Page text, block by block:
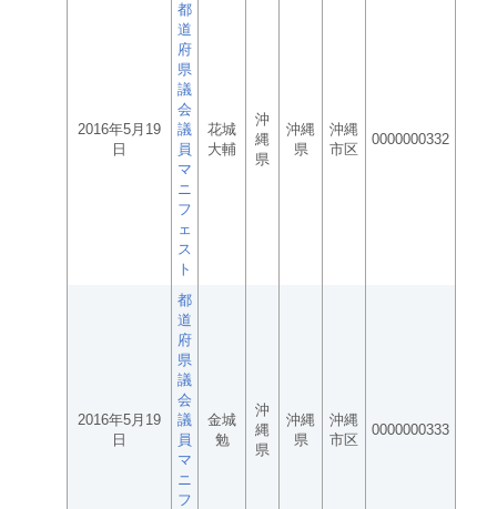
2016年5月19
日
都
道
府
県
議
会
議
員
マ
ニ
フ
ェ
ス
ト
花城
大輔
沖
縄
県
沖縄
県
沖縄
市区
0000000332
2016年5月19
日
都
道
府
県
議
会
議
員
マ
ニ
フ
金城
勉
沖
縄
県
沖縄
県
沖縄
市区
0000000333